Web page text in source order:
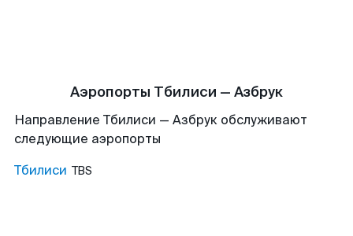
Аэропорты Тбилиси — Азбрук
Направление Тбилиси — Азбрук обслуживают
следующие аэропорты
Тбилиси TBS